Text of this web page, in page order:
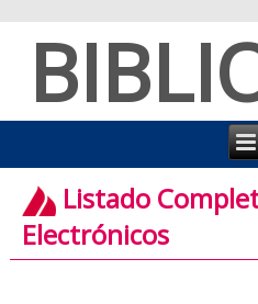
Listado
Electrónicos